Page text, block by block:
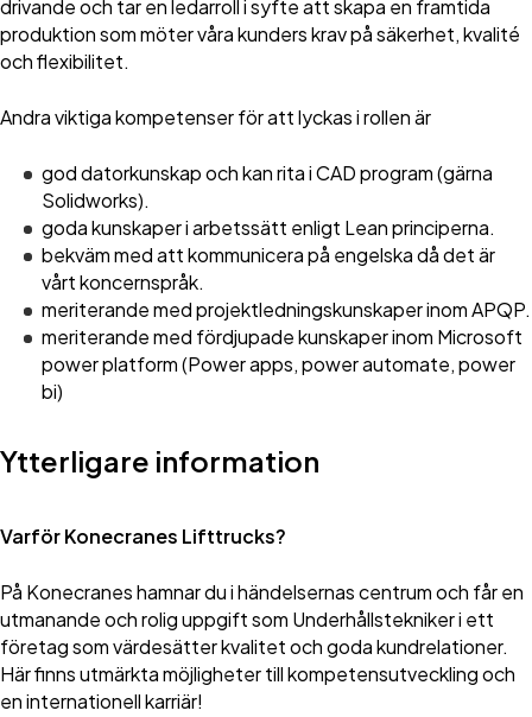
drivande och tar en ledarroll i syfte att skapa en framtida
produktion som möter våra kunders krav på säkerhet, kvalité
och flexibilitet.
Andra viktiga kompetenser för att lyckas i rollen är
god datorkunskap och kan rita i CAD program (gärna
Solidworks).
goda kunskaper i arbetssätt enligt Lean principerna.
bekväm med att kommunicera på engelska då det är
vårt koncernspråk.
meriterande med projektledningskunskaper inom APQP.
meriterande med fördjupade kunskaper inom Microsoft
power platform (Power apps, power automate, power
bi)
Ytterligare information
Varför Konecranes Lifttrucks?
På Konecranes hamnar du i händelsernas centrum och får en
utmanande och rolig uppgift som Underhållstekniker i ett
företag som värdesätter kvalitet och goda kundrelationer.
Här finns utmärkta möjligheter till kompetensutveckling och
en internationell karriär!